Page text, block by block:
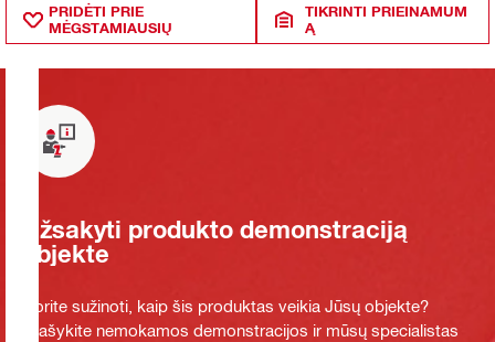
PRIDĖTI PRIE
MĖGSTAMIAUSIŲ
TIKRINTI PRIEINAMUM
Ą
Užsakyti produkto demonstraciją
objekte
Norite sužinoti, kaip šis produktas veikia Jūsų objekte?
Prašykite nemokamos demonstracijos ir mūsų specialistas